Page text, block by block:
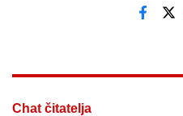
Chat čitatelja